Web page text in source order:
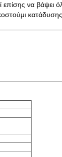
να βάψει